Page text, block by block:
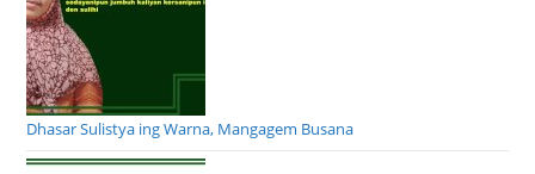
Dhasar Sulistya ing Warna, Mangagem Busana